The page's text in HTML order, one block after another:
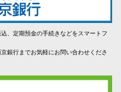
、定期預金の手続きなどをスマートフ
銀行までお気軽にお問い合わせくださ